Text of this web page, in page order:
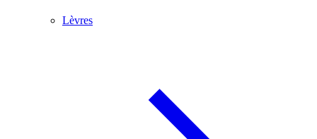
Lèvres